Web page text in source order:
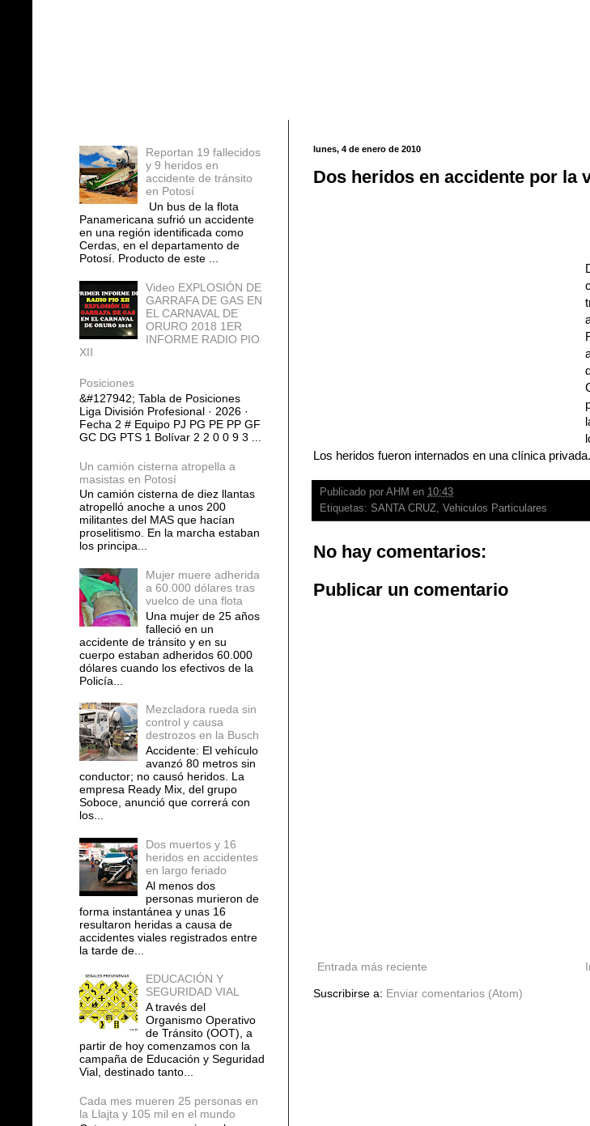
lunes, 4 de enero de 2010
Dos heridos en accidente por la
Los heridos fueron internados en una clínica privada.
Publicado por AHM en 10:43
Etiquetas: SANTA CRUZ, Vehiculos Particulares
No hay comentarios:
Publicar un comentario
Entrada más reciente
Suscribirse a: Enviar comentarios (Atom)
Reportan 19 fallecidos
y 9 heridos en
accidente de tránsito
en Potosí
Un bus de la flota
Panamericana sufrió un accidente
en una región identificada como
Cerdas, en el departamento de
Potosí. Producto de este ...
Video EXPLOSIÓN DE
GARRAFA DE GAS EN
EL CARNAVAL DE
ORURO 2018 1ER
INFORME RADIO PIO
XII
Posiciones
&#127942; Tabla de Posiciones
Liga División Profesional · 2026 ·
Fecha 2 # Equipo PJ PG PE PP GF
GC DG PTS 1 Bolívar 2 2 0 0 9 3 ...
Un camión cisterna atropella a
masistas en Potosí
Un camión cisterna de diez llantas
atropelló anoche a unos 200
militantes del MAS que hacían
proselitismo. En la marcha estaban
los principa...
Mujer muere adherida
a 60.000 dólares tras
vuelco de una flota
Una mujer de 25 años
falleció en un
accidente de tránsito y en su
cuerpo estaban adheridos 60.000
dólares cuando los efectivos de la
Policía...
Mezcladora rueda sin
control y causa
destrozos en la Busch
Accidente: El vehículo
avanzó 80 metros sin
conductor; no causó heridos. La
empresa Ready Mix, del grupo
Soboce, anunció que correrá con
los...
Dos muertos y 16
heridos en accidentes
en largo feriado
Al menos dos
personas murieron de
forma instantánea y unas 16
resultaron heridas a causa de
accidentes viales registrados entre
la tarde de...
EDUCACIÓN Y
SEGURIDAD VIAL
A través del
Organismo Operativo
de Tránsito (OOT), a
partir de hoy comenzamos con la
campaña de Educación y Seguridad
Vial, destinado tanto...
Cada mes mueren 25 personas en
la Llajta y 105 mil en el mundo